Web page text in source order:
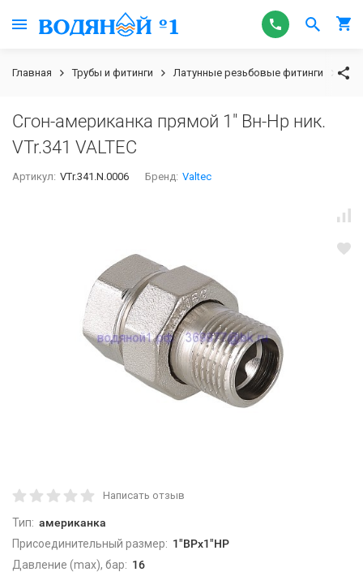
Главная Трубы и фитинги Латунные резьбовые фитинги
Сгон-американка прямой 1" Вн-Нр ник.
VTr.341 VALTEC
Артикул: VTr.341.N.0006 Бренд: Valtec
Написать отзыв
Тип: американка
Присоединительный размер: 1"ВРх1"НР
Давление (max), бар: 16